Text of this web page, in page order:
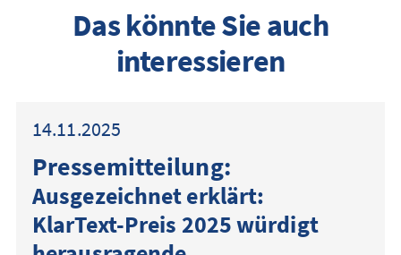
Das könnte Sie auch
interessieren
14.11.2025
Presse­mitteilung:
Ausgezeichnet erklärt:
KlarText-Preis 2025 würdigt